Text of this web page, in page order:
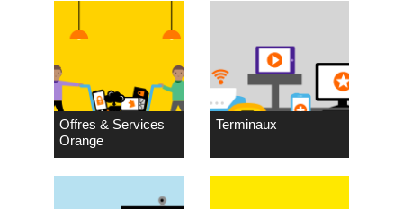
Offres & Services
Orange
Terminaux